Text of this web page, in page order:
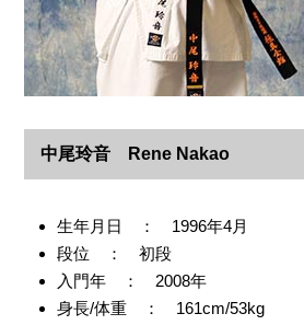
中尾玲音 Rene Nakao
生年月日 ： 1996年4月
段位 ： 初段
入門年 ： 2008年
身長/体重 ： 161cm/53kg